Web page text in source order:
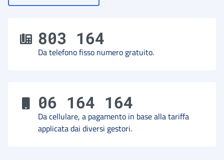
803 164
Da telefono fisso numero gratuito.
06 164 164
Da cellulare, a pagamento in base alla tariffa
applicata dai diversi gestori.